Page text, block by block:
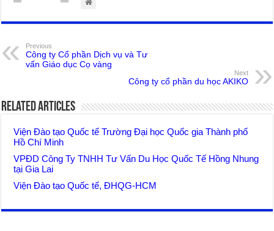
Previous
Công ty Cổ phần Dịch vụ và Tư
vấn Giáo dục Cọ vàng
Next
Công ty cổ phần du học AKIKO
Related Articles
Viện Đào tạo Quốc tế Trường Đại học Quốc gia Thành phố
Hồ Chí Minh
VPĐD Công Ty TNHH Tư Vấn Du Học Quốc Tế Hồng Nhung
tại Gia Lai
Viện Đào tạo Quốc tế, ĐHQG-HCM